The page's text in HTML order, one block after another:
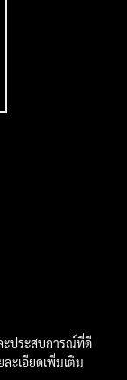
ะประสบการณ์ที่ดี
ะเอียดเพิ่มเติม